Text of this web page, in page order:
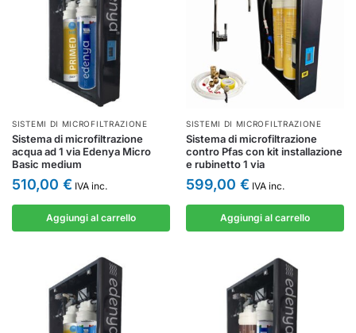
SISTEMI DI MICROFILTRAZIONE
Sistema di microfiltrazione
acqua ad 1 via Edenya Micro
Basic medium
510,00 € IVA inc.
Aggiungi al carrello
SISTEMI DI MICROFILTRAZIONE
Sistema di microfiltrazione
contro Pfas con kit installazione
e rubinetto 1 via
599,00 € IVA inc.
Aggiungi al carrello